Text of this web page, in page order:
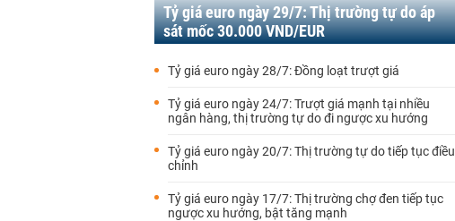
Tỷ giá euro ngày 29/7: Thị trường tự do áp
sát mốc 30.000 VND/EUR
Tỷ giá euro ngày 28/7: Đồng loạt trượt giá
Tỷ giá euro ngày 24/7: Trượt giá mạnh tại nhiều
ngân hàng, thị trường tự do đi ngược xu hướng
Tỷ giá euro ngày 20/7: Thị trường tự do tiếp tục điều
chỉnh
Tỷ giá euro ngày 17/7: Thị trường chợ đen tiếp tục
ngược xu hướng, bật tăng mạnh